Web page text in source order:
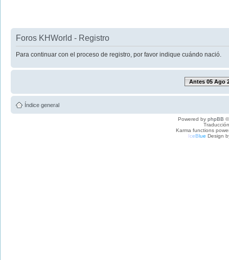
Foros KHWorld - Registro
Para continuar con el proceso de registro, por favor indique cuándo nació.
Antes 05 Ago
Índice general
Powered by phpBB
Karma functions
IceBlue Design